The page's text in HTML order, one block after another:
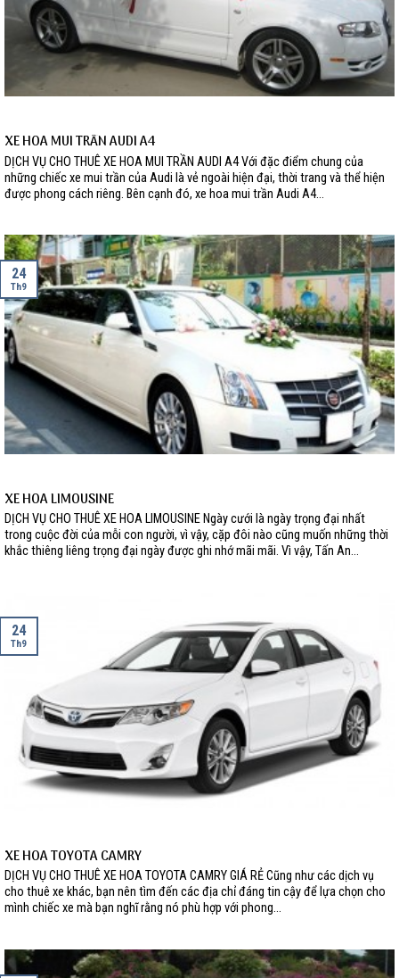
XE HOA MUI TRẦN AUDI A4
DỊCH VỤ CHO THUÊ XE HOA MUI TRẦN AUDI A4 Với đặc điểm chung của
những chiếc xe mui trần của Audi là vẻ ngoài hiện đại, thời trang và thể hiện
được phong cách riêng. Bên cạnh đó, xe hoa mui trần Audi A4...
XE HOA LIMOUSINE
DỊCH VỤ CHO THUÊ XE HOA LIMOUSINE Ngày cưới là ngày trọng đại nhất
trong cuộc đời của mỗi con người, vì vậy, cặp đôi nào cũng muốn những thời
khắc thiêng liêng trọng đại ngày được ghi nhớ mãi mãi. Vì vậy, Tấn An...
24
Th9
XE HOA TOYOTA CAMRY
DỊCH VỤ CHO THUÊ XE HOA TOYOTA CAMRY GIÁ RẺ Cũng như các dịch vụ
cho thuê xe khác, bạn nên tìm đến các địa chỉ đáng tin cậy để lựa chọn cho
mình chiếc xe mà bạn nghĩ rằng nó phù hợp với phong...
24
Th9